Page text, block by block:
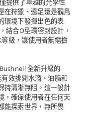
提供了卓越的光學性
在狩獵、遠足還是觀鳥
環境下發揮出色的表
結合O型環密封設計，
級，讓使用者無需擔
全新升級的
效排開水滴、油脂和
持清晰無阻。這一設計
，確保使用者在任何天
能探索世界，無所畏